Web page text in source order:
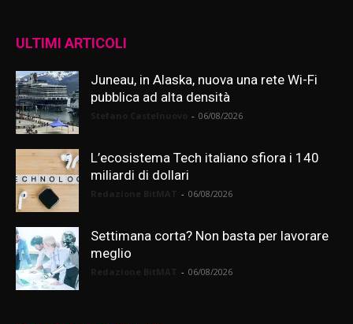
ULTIMI ARTICOLI
Juneau, in Alaska, nuova una rete Wi-Fi
pubblica ad alta densità
- 06/08/2026
L’ecosistema Tech italiano sfiora i 140
miliardi di dollari
- 06/08/2026
Settimana corta? Non basta per lavorare
meglio
- 06/08/2026